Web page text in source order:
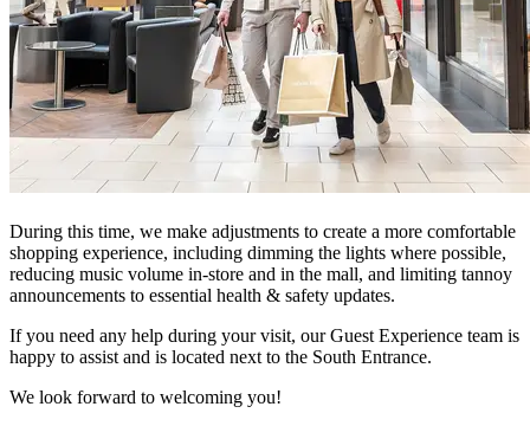
During this time, we make adjustments to create a more comfortable
shopping experience, including dimming the lights where possible,
reducing music volume in-store and in the mall, and limiting tannoy
announcements to essential health & safety updates.
If you need any help during your visit, our Guest Experience team is
happy to assist and is located next to the South Entrance.
We look forward to welcoming you!